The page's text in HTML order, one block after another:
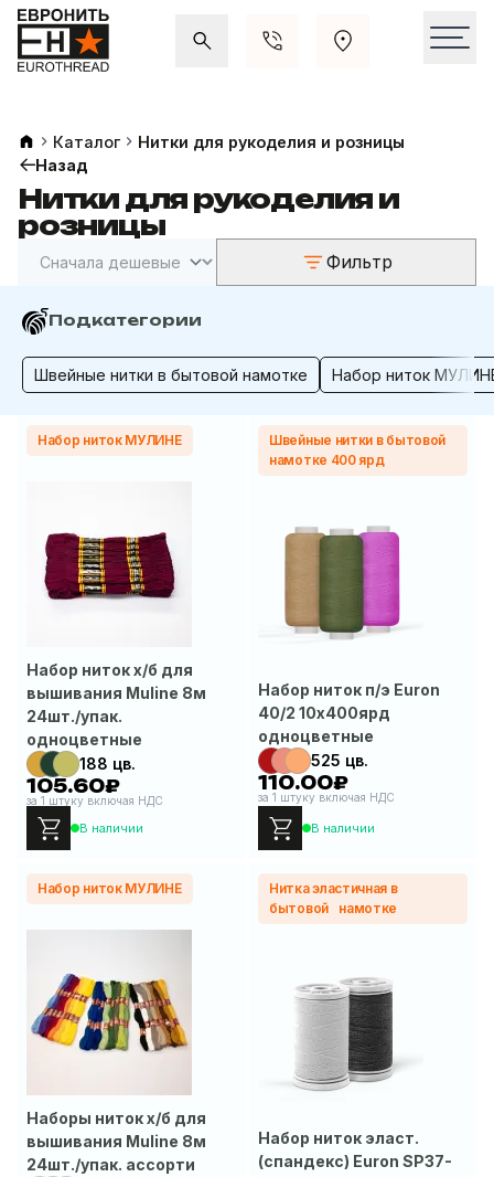
Каталог
Нитки для рукоделия и розницы
Назад
Нитки для рукоделия и
розницы
Фильтр
Подкатегории
Швейные нитки в бытовой намотке Набор ниток
Набор ниток МУЛИНЕ
Набор ниток х/б для
вышивания Muline 8м
24шт./упак.
одноцветные
188 цв.
105.60₽
за 1 штуку включая НДС
В наличии
Швейные нитки в бытовой
намотке 400 ярд
Набор ниток п/э Euron
40/2 10х400ярд
одноцветные
525 цв.
110.00₽
за 1 штуку включая НДС
В наличии
Набор ниток МУЛИНЕ
Наборы ниток х/б для
вышивания Muline 8м
24шт./упак. ассорти
Нитка эластичная в
бытовой намотке
Набор ниток эласт.
(спандекс) Euron SP37-